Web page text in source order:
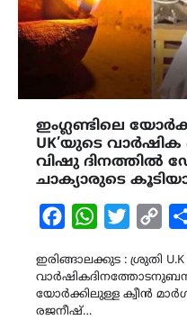
ഇംഗ്ലണ്ടിലെ
UK’യുടെ
വിഷു ദിനത്തിൽ
ചാക്യാരുടെ
FacebookWhatsAppTwitterCopy
ഇരിങ്ങാലക്കുട : ശ്രുതി
യോർക്കിലുള്ള ക്വീൻ
രജനീഷ്…